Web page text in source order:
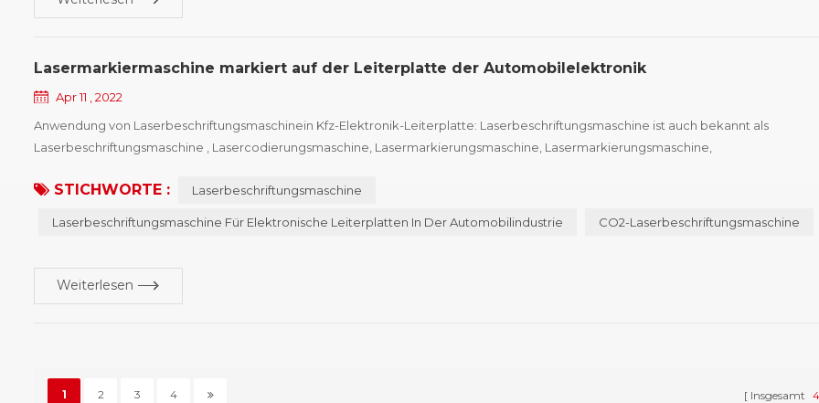
Lasermarkiermaschine markiert auf der Leiterplatte der Automobilelektronik
Apr 11 , 2022
Anwendung von Laserbeschriftungsmaschinein Kfz-Elektronik-Leiterplatte: Laserbeschriftungsmaschine ist auch bekannt als
Laserbeschriftungsmaschine , Lasercodierungsmaschine, Lasermarkierungsmaschine, Lasermarkierungsmaschine,
die Eigenschaften unterschiedlicher Arten vo...
STICHWORTE : Laserbeschriftungsmaschine
Laserbeschriftungsmaschine Für Elektronische Leiterplatten In Der Automobilindustrie CO2-Laserbeschriftungsmaschine
Weiterlesen
1 2 3 4 Insgesamt 4